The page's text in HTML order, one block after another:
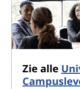
Zie alle